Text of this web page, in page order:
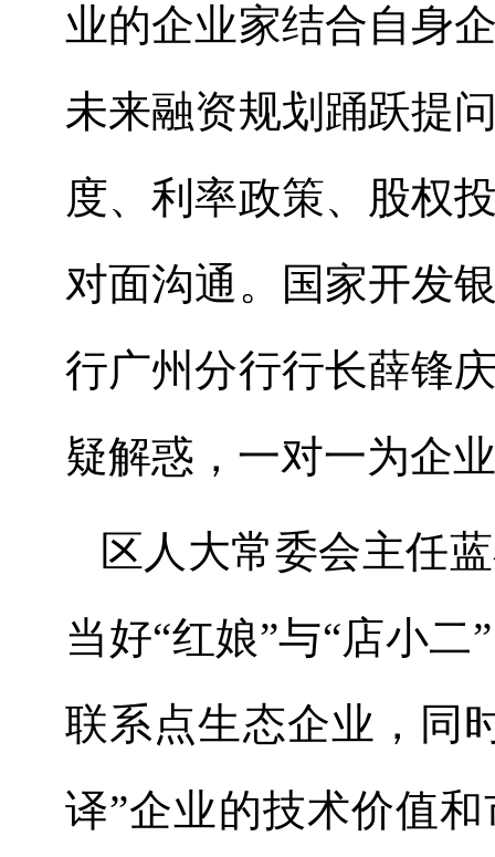
业的企业家结合自身
未来融资规划踊跃提
度、利率政策、股权
对面沟通。国家开发
行广州分行行长薛锋
疑解惑，一对一为企
区人大常委会主任
当好“红娘”与“店小二”
联系点生态企业，同
译”企业的技术价值